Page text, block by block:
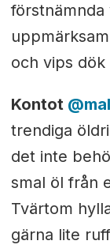
och vips
Kontot
trendiga
det inte
smal öl från
Tvärtom
gärna lite